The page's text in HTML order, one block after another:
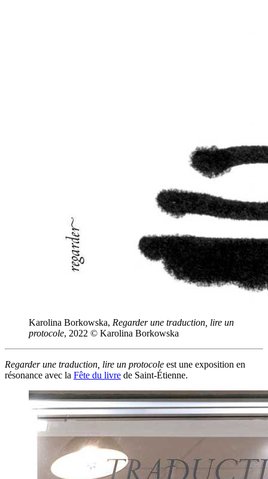
Karolina Borkowska, Regarder une traduction, lire un
protocole, 2022 © Karolina Borkowska
Regarder une traduction, lire un protocole est une exposition en
résonance avec la Fête du livre de Saint-Étienne.